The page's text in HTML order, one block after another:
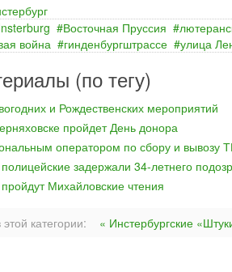
Восточная Пруссия
война гинденбургштрассе улица
(по тегу)
и Рождественских мероприятий
пройдет День донора
оператором по сбору и вывозу
задержали 34-летнего
Михайловские чтения
категории: « Инстербургские